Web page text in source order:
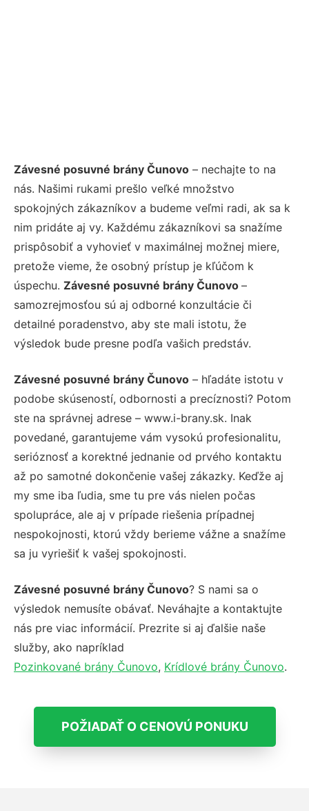
Závesné posuvné brány Čunovo – nechajte to na
nás. Našimi rukami prešlo veľké množstvo
spokojných zákazníkov a budeme veľmi radi, ak sa k
nim pridáte aj vy. Každému zákazníkovi sa snažíme
prispôsobiť a vyhovieť v maximálnej možnej miere,
pretože vieme, že osobný prístup je kľúčom k
úspechu. Závesné posuvné brány Čunovo –
samozrejmosťou sú aj odborné konzultácie či
detailné poradenstvo, aby ste mali istotu, že
výsledok bude presne podľa vašich predstáv.
Závesné posuvné brány Čunovo – hľadáte istotu v
podobe skúseností, odbornosti a precíznosti? Potom
ste na správnej adrese – www.i-brany.sk. Inak
povedané, garantujeme vám vysokú profesionalitu,
serióznosť a korektné jednanie od prvého kontaktu
až po samotné dokončenie vašej zákazky. Keďže aj
my sme iba ľudia, sme tu pre vás nielen počas
spolupráce, ale aj v prípade riešenia prípadnej
nespokojnosti, ktorú vždy berieme vážne a snažíme
sa ju vyriešiť k vašej spokojnosti.
Závesné posuvné brány Čunovo? S nami sa o
výsledok nemusíte obávať. Neváhajte a kontaktujte
nás pre viac informácií. Prezrite si aj ďalšie naše
služby, ako napríklad
Pozinkované brány Čunovo, Krídlové brány Čunovo.
POŽIADAŤ O CENOVÚ PONUKU